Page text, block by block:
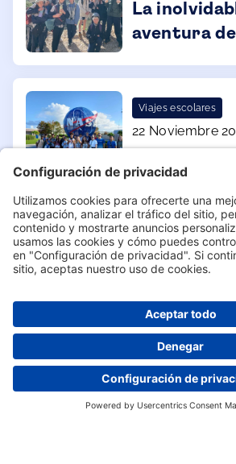
Virtual Open Day - 26
Contáctanos ya
La
aventura
el Caminito
Viajes escolares
22 Noviembre
NASA Trip